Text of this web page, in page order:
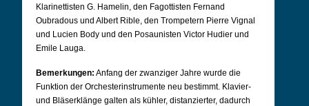
Klarinettisten G. Hamelin, den Fagottisten Fernand
Oubradous und Albert Rible, den Trompetern Pierre Vignal
und Lucien Body und den Posaunisten Victor Hudier und
Emile Lauga.
Bemerkungen: Anfang der zwanziger Jahre wurde die
Funktion der Orchesterinstrumente neu bestimmt. Klavier-
und Bläserklänge galten als kühler, distanzierter, dadurch